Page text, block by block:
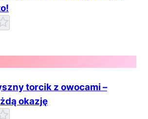
torcik z owocami –
okazję